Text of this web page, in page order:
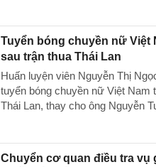
Tuyển bóng chuyền nữ Việt
sau trận thua Thái Lan
Huấn luyện viên Nguyễn Thị
tuyển bóng chuyền nữ Việt Nam
Thái Lan, thay cho ông Nguyễn
Chuyển cơ quan điều tra vụ